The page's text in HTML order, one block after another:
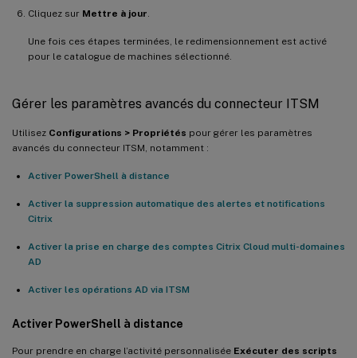
Cliquez sur Mettre à jour.
Une fois ces étapes terminées, le redimensionnement est activé
pour le catalogue de machines sélectionné.
Gérer les paramètres avancés du connecteur ITSM
Utilisez Configurations > Propriétés pour gérer les paramètres
avancés du connecteur ITSM, notamment :
Activer PowerShell à distance
Activer la suppression automatique des alertes et notifications
Citrix
Activer la prise en charge des comptes Citrix Cloud multi-domaines
AD
Activer les opérations AD via ITSM
Activer PowerShell à distance
Pour prendre en charge l’activité personnalisée Exécuter des scripts